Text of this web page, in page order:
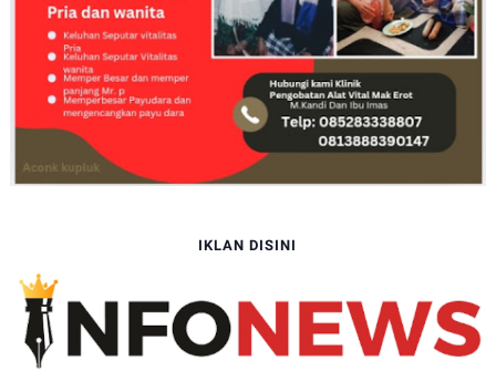
IKLAN DISINI